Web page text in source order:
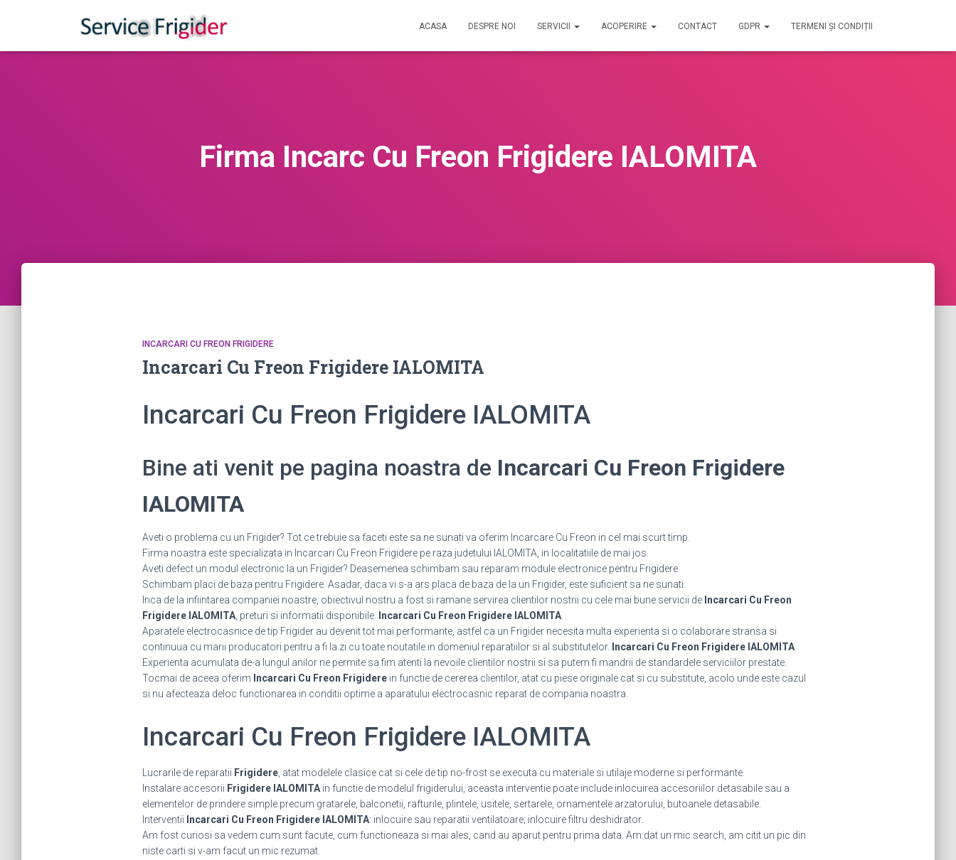
ACASA DESPRE NOI SERVICII ACOPERIRE CONTACT GDPR TERMENI ȘI CONDIȚII
Firma Incarc Cu Freon Frigidere IALOMITA
INCARCARI CU FREON FRIGIDERE
Incarcari Cu Freon Frigidere IALOMITA
Incarcari Cu Freon Frigidere IALOMITA
Bine ati venit pe pagina noastra de Incarcari Cu Freon Frigidere
IALOMITA
Aveti o problema cu un Frigider? Tot ce trebuie sa faceti este sa ne sunati va oferim Incarcare Cu Freon in cel mai scurt timp.
Firma noastra este specializata in Incarcari Cu Freon Frigidere pe raza judetului IALOMITA, in localitatiile de mai jos.
Aveti defect un modul electronic la un Frigider? Deasemenea schimbam sau reparam module electronice pentru Frigidere
Schimbam placi de baza pentru Frigidere. Asadar, daca vi s-a ars placa de baza de la un Frigider, este suficient sa ne sunati.
Inca de la infiintarea companiei noastre, obiectivul nostru a fost si ramane servirea clientilor nostrii cu cele mai bune servicii de Incarcari Cu Freon
Frigidere IALOMITA, preturi si informatii disponibile.
Incarcari Cu Freon Frigidere IALOMITA
Aparatele electrocasnice de tip Frigider au devenit tot mai performante, astfel ca un Frigider necesita multa experienta si o colaborare stransa si
continuua cu marii producatori pentru a fi la zi cu toate noutatile in domeniul reparatiilor si al substitutelor.
Incarcari Cu Freon Frigidere IALOMITA
Experienta acumulata de-a lungul anilor ne permite sa fim atenti la nevoile clientilor nostrii si sa putem fi mandrii de standardele serviciilor prestate.
Tocmai de aceea oferim Incarcari Cu Freon Frigiderein functie de cererea clientilor, atat cu piese originale cat si cu substitute, acolo unde este cazul
si nu afecteaza deloc functionarea in conditii optime a aparatului electrocasnic reparat de compania noastra.
Incarcari Cu Freon Frigidere IALOMITA
Lucrarile de reparatii Frigidere, atat modelele clasice cat si cele de tip no-frost se executa cu materiale si utilaje moderne si performante.
Instalare accesorii Frigidere IALOMITAin functie de modelul frigiderului, aceasta interventie poate include inlocuirea accesoriilor detasabile sau a
elementelor de prindere simple precum gratarele, balconetii, rafturile, plintele, usitele, sertarele, ornamentele arzatorului, butoanele detasabile.
Interventii Incarcari Cu Freon Frigidere IALOMITA: inlocuire sau reparatii ventilatoare; inlocuire filtru deshidrator.
Am fost curiosi sa vedem cum sunt facute, cum functioneaza si mai ales, cand au aparut pentru prima data. Am dat un mic search, am citit un pic din
niste carti si v-am facut un mic rezumat.